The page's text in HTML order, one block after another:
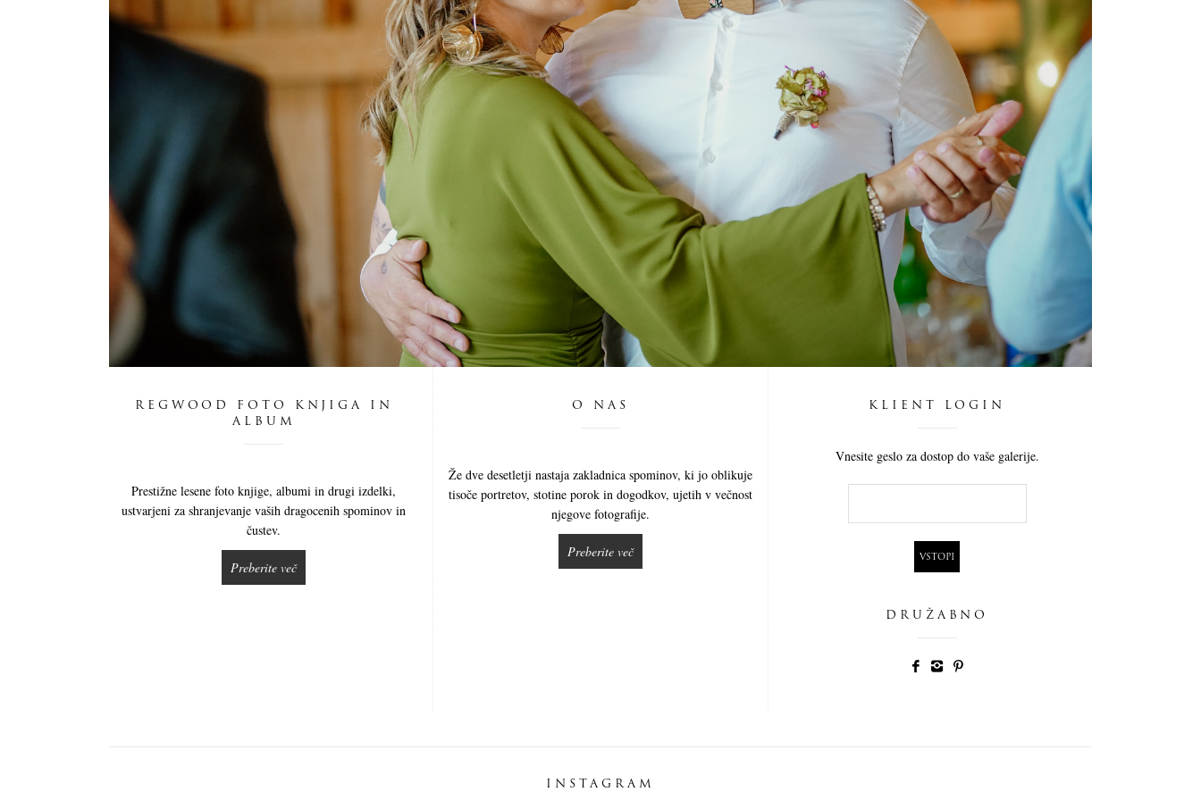
REGWOOD FOTO KNJIGA IN
ALBUM
Prestižne lesene foto knjige, albumi in drugi izdelki,
ustvarjeni za shranjevanje vaših dragocenih spominov in
čustev.
Preberite več
O NAS
Že dve desetletji nastaja zakladnica spominov, ki jo oblikuje
tisoče portretov, stotine porok in dogodkov, ujetih v večnost
njegove fotografije.
Preberite več
KLIENT LOGIN
Vnesite geslo za dostop do vaše galerije.
DRUŽABNO
INSTAGRAM